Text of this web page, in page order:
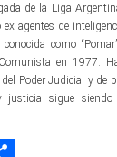
de la Liga
agentes de
como
en 1977.
Poder Judicial y de
justicia sigue